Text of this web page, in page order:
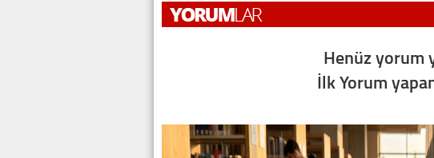
Henüz yorum
İlk Yorum